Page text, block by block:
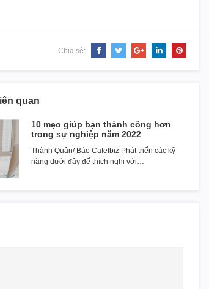
Chia sẻ:
quan
10 mẹo giúp bạn thành công hơn
trong sự nghiệp năm 2022
Thành Quân/ Báo Cafefbiz Phát triển các kỹ
năng dưới đây để thích nghi với…